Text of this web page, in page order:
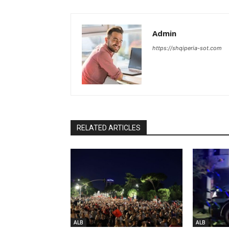
Admin
https://shqiperia-sot.com
RELATED ARTICLES
ALB ALB